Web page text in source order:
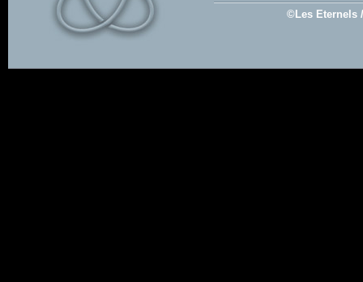
©Les Eternels